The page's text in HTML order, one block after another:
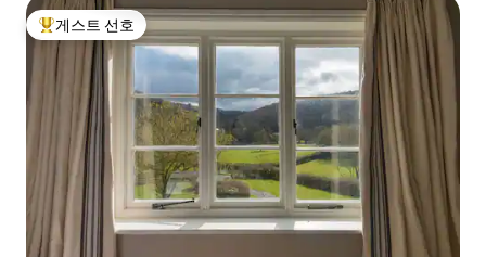
상위 게스트 선호
게스트 선호